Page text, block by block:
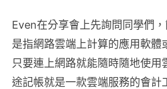
Even在分享會上先詢問同學們
是指網路雲端上計算的應用軟體
只要連上網路就能隨時隨地使用
途記帳就是一款雲端服務的會計